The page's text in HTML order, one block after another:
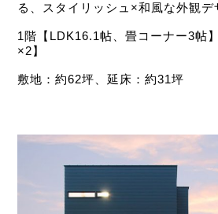
る、スタイリッシュ×和風な外観デ
1階【LDK16.1帖、畳コーナー3帖
×2】
敷地：約62坪、延床：約31坪